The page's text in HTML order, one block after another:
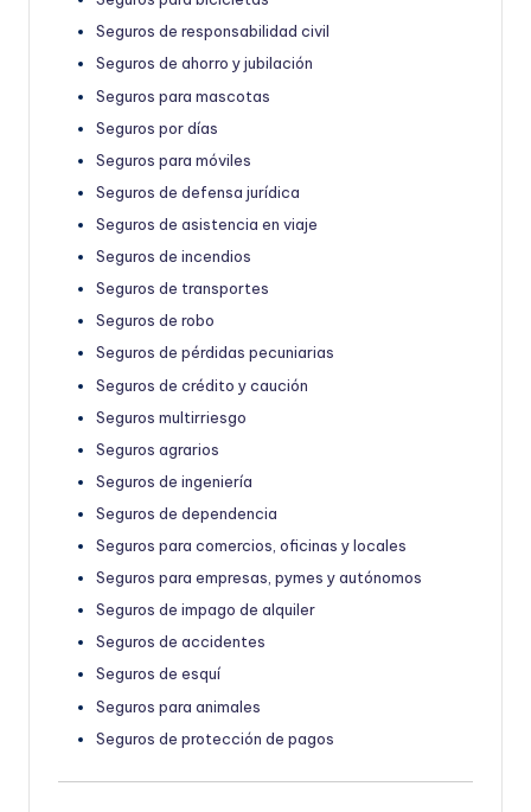
Seguros de responsabilidad civil
Seguros de ahorro y jubilación
Seguros para mascotas
Seguros por días
Seguros para móviles
Seguros de defensa jurídica
Seguros de asistencia en viaje
Seguros de incendios
Seguros de transportes
Seguros de robo
Seguros de pérdidas pecuniarias
Seguros de crédito y caución
Seguros multirriesgo
Seguros agrarios
Seguros de ingeniería
Seguros de dependencia
Seguros para comercios, oficinas y locales
Seguros para empresas, pymes y autónomos
Seguros de impago de alquiler
Seguros de accidentes
Seguros de esquí
Seguros para animales
Seguros de protección de pagos